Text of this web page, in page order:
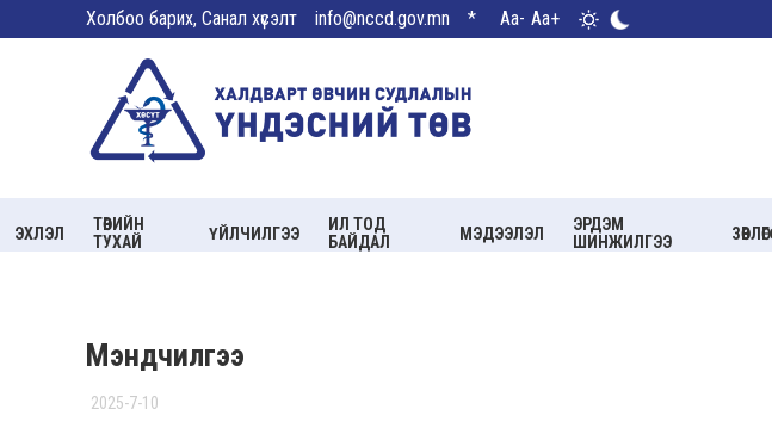
Холбоо барих, Санал хүсэлт info@nccd.gov.mn * Aa- Aa+
ЭХЛЭЛ
ТӨВИЙН
ТУХАЙ
ҮЙЛЧИЛГЭЭ
ИЛ ТОД
БАЙДАЛ
МЭДЭЭЛЭЛ
ЭРДЭМ
ШИНЖИЛГЭЭ
ЗӨВЛӨГӨӨ
Мэндчилгээ
2025-7-10